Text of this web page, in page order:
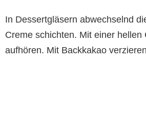
In Dessertgläsern abwechselnd
Creme schichten. Mit einer hellen
aufhören. Mit Backkakao